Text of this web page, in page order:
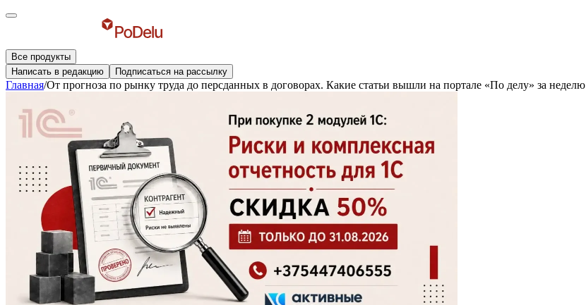
Все продукты
Написать в редакцию
Подписаться на рассылку
Главная/От прогноза по рынку труда до персданных в договорах. Какие статьи вышли на портале «По делу» за неделю